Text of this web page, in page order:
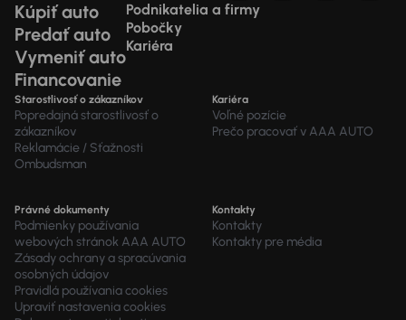
Kúpiť auto
Predať auto
Vymeniť auto
Financovanie
Podnikatelia a firmy
Pobočky
Kariéra
Starostlivosť o zákazníkov
Popredajná starostlivosť o
zákazníkov
Reklamácie / Sťažnosti
Ombudsman
Kariéra
Voľné pozície
Prečo pracovať v AAA AUTO
Právné dokumenty
Podmienky používania
webových stránok AAA AUTO
Zásady ochrany a spracúvania
osobných údajov
Pravidlá používania cookies
Upraviť nastavenia cookies
Kontakty
Kontakty
Kontakty pre média